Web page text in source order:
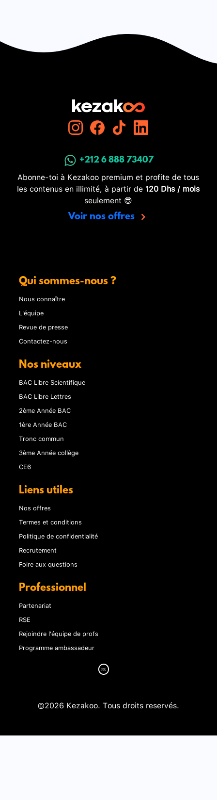
+212 6 888 73407
Abonne-toi à Kezakoo premium et profite de tous
les contenus en illimité, à partir de 120 Dhs / mois
seulement 😎
Voir nos offres
Qui sommes-nous ?
Nous connaître
L'équipe
Revue de presse
Contactez-nous
Nos niveaux
BAC Libre Scientifique
BAC Libre Lettres
2ème Année BAC
1ère Année BAC
Tronc commun
3ème Année collège
CE6
Liens utiles
Nos offres
Termes et conditions
Politique de confidentialité
Recrutement
Foire aux questions
Professionnel
Partenariat
RSE
Rejoindre l'équipe de profs
Programme ambassadeur
©2026 Kezakoo. Tous droits reservés.